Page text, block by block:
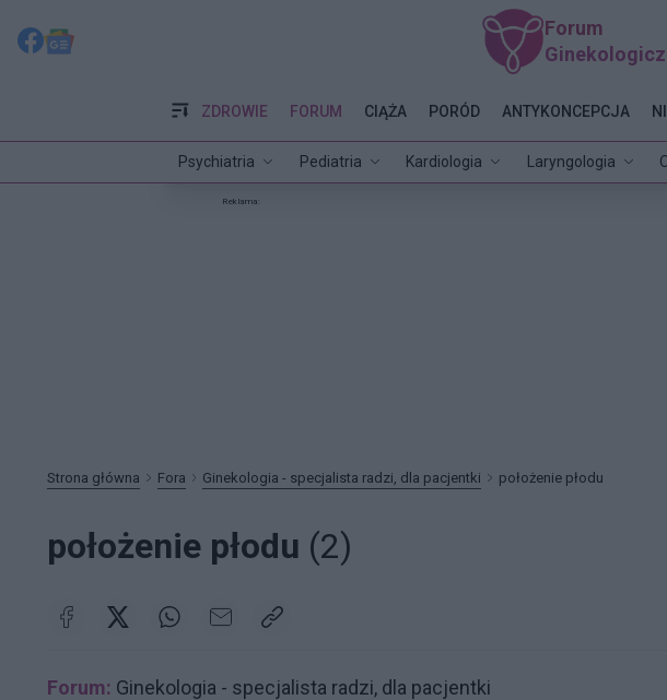
Forum
ZDROWIE
Psychiatria Pediatria Kardiologia Laryngologia
FORUM CIĄŻA PORÓD ANTYKONCEPCJA
Reklama:
Strona główna Fora Ginekologia - specjalista radzi, dla pacjentki położenie płodu
położenie płodu (2)
Forum: Ginekologia - specjalista radzi, dla pacjentki